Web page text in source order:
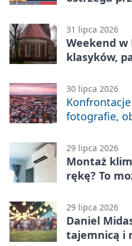
31 lipca 2026
Weekend w
klasyków,
30 lipca 2026
fotografie,
29 lipca 2026
Montaż
rękę? To
29 lipca 2026
Daniel
tajemnicą i